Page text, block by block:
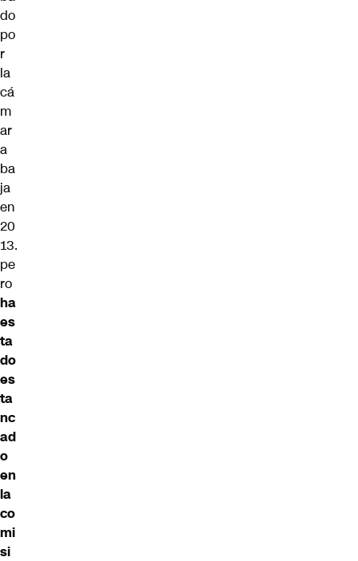
do
po
r
la
cá
m
ar
a
ba
ja
en
20
13.
pe
ro
ha
es
ta
do
es
ta
nc
ad
o
en
la
co
mi
si